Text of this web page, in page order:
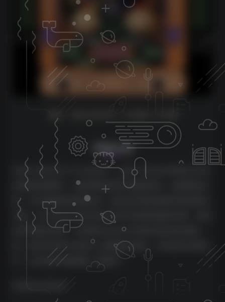
详细介绍
Safari Pedals 的 “Lion Master”，这是一款从头开始精心打造
的创新音频插件。这款限制器具有卓越的特性，如真峰值功
能，可以精确控制音频动态。通过其内置的饱和和宽度增强
功能，Lion Master 轻松地为任何声音增添温暖和深度，将其
提升到新的高度。它的独特之处在于其难以置信的实惠价
格，使初学者和专业制作人都能轻松获得。在你的音乐探险
中，让你的制作像雄狮一样咆哮！